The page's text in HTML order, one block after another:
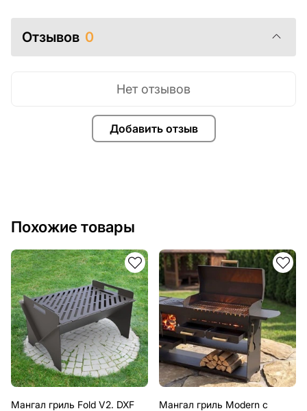
Отзывов 0
Добавить отзыв
Нет отзывов
Похожие товары
Мангал гриль Fold V2. DXF
Мангал гриль Modern с